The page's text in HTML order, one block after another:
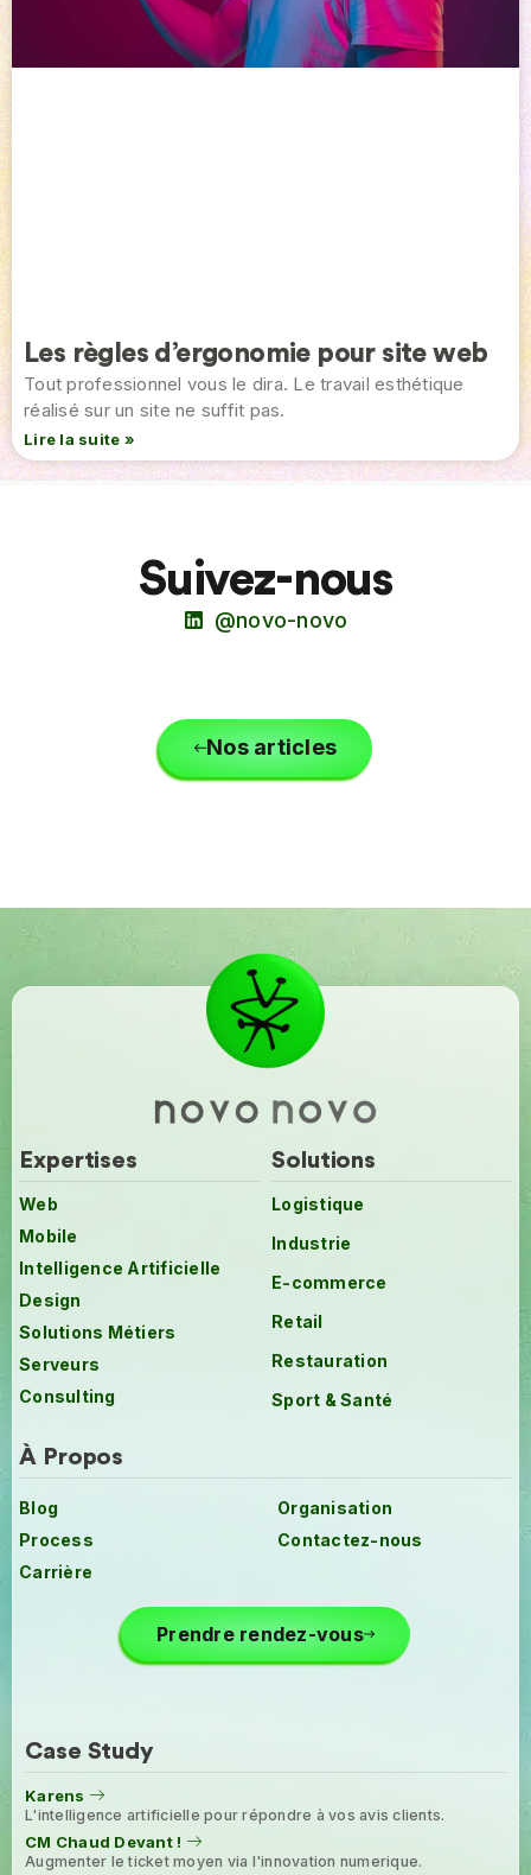
Les règles d’ergonomie pour site web
Tout professionnel vous le dira. Le travail esthétique
réalisé sur un site ne suffit pas.
Lire la suite »
Suivez-nous
@novo-novo
Nos articles
Expertises
Web
Mobile
Intelligence Artificielle
Design
Solutions Métiers
Serveurs
Consulting
Solutions
Logistique
Industrie
E-commerce
Retail
Restauration
Sport & Santé
À Propos
Blog
Organisation
Process
Contactez-nous
Carrière
Prendre rendez-vous
Case Study
Karens
L'intelligence artificielle pour répondre à vos avis clients.
CM Chaud Devant !
Augmenter le ticket moyen via l'innovation numerique.